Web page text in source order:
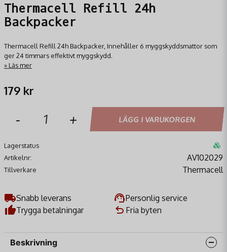
Thermacell Refill 24h
Backpacker
Thermacell Refill 24h Backpacker, Innehåller 6 myggskyddsmattor som
ger 24 timmars effektivt myggskydd.
Läs mer
179 kr
- + LÄGG I VARUKORGEN
Lagerstatus
Artikelnr:
AV102029
Tillverkare Thermacell
Snabb leverans
Personlig service
Trygga betalningar
Fria byten
Beskrivning